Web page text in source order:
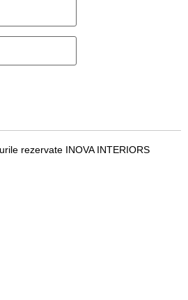
rezervate INOVA INTERIORS